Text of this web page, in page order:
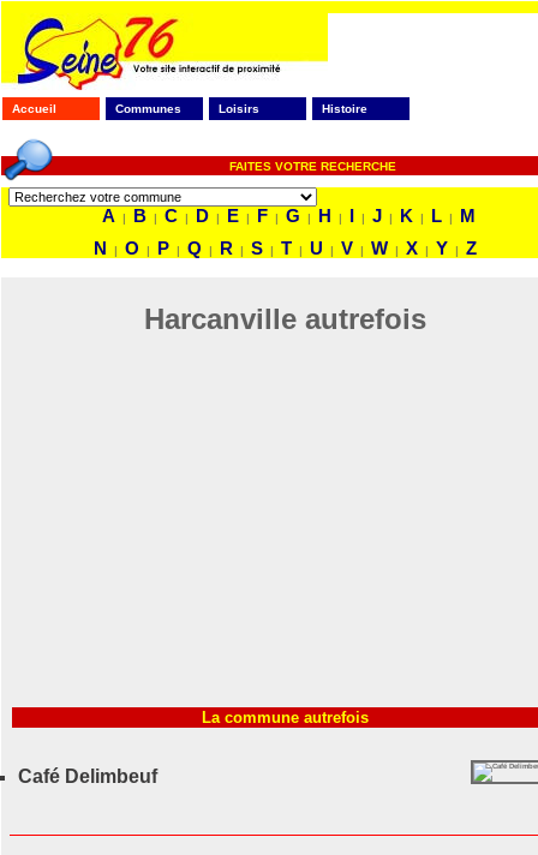
Accueil Communes Loisirs Histoire
FAITES VOTRE RECHERCHE
A | B | C | D | E | F | G | H | | J | K | L |
M
N
| O | P | Q | R | S | T | U | V | W | X | Y | Z
Harcanville autrefois
La commune autrefois
Café Delimbeuf